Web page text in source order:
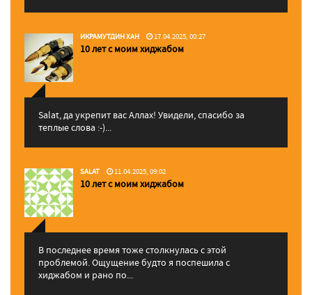
ИКРАМУТДИН ХАН 17.04.2025, 00:27
10 лет с моим хиджабом
Salat, да укрепит вас Аллаx! Увидели, спасибо за
теплые слова :-)...
SALAT 11.04.2025, 09:02
10 лет с моим хиджабом
В последнее время тоже столкнулась с этой
проблемой. Ощущение будто я поспешила с
хиджабом и рано по...